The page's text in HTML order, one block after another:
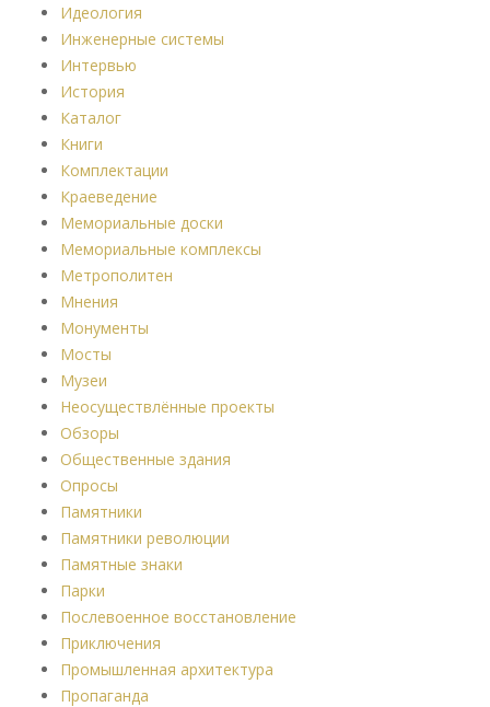
Идеология
Инженерные системы
Интервью
История
Каталог
Книги
Комплектации
Краеведение
Мемориальные доски
Мемориальные комплексы
Метрополитен
Мнения
Монументы
Мосты
Музеи
Неосуществлённые проекты
Обзоры
Общественные здания
Опросы
Памятники
Памятники революции
Памятные знаки
Парки
Послевоенное восстановление
Приключения
Промышленная архитектура
Пропаганда